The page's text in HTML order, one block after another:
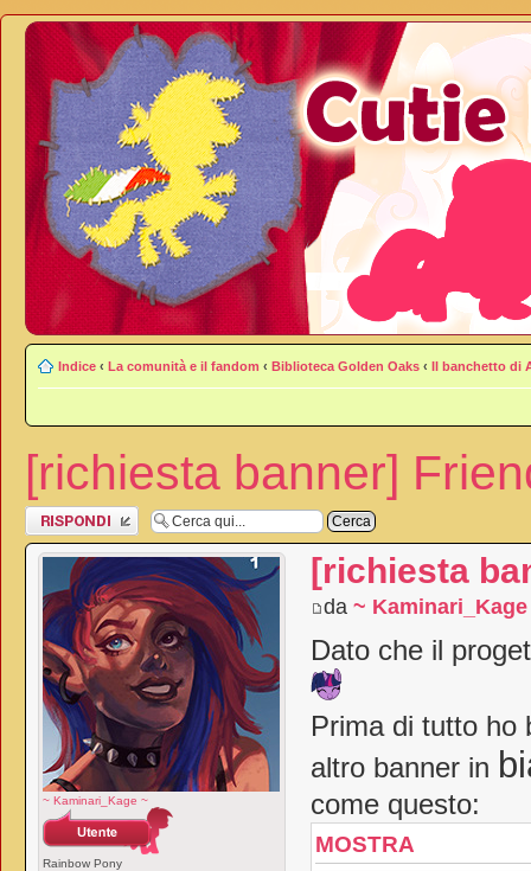
Indice ‹ La comunità e il fandom ‹ Biblioteca Golden Oaks ‹ Il banchetto di
[richiesta banner]
Rispondi al
messaggio
[richiesta
da ~ Kaminari_Kage
Dato che il
Prima di tutto ho
altro banner in
come questo:
MOSTRA
~ Kaminari_Kage ~
Rainbow Pony